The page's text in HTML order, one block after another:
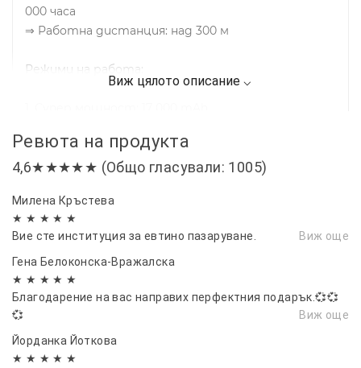
000 часа
⇒ Работна дистанция: над 300 м
Режими на работа:
3. Средна яркост 5 000 lm
4. светкавица: 5 000 lm
червена сигнална палка
Ревюта на продукта
4,6★★★★★ (Общо гласували: 1005)
Милена Кръстева
★ ★ ★ ★ ★
Вие сте институция за евтино пазаруване.
Виж още
Гена Белоконска-Вражалска
★ ★ ★ ★ ★
Благодарение на вас направих перфектния подарък.💞💞
💞
Виж още
Йорданка Йоткова
★ ★ ★ ★ ★